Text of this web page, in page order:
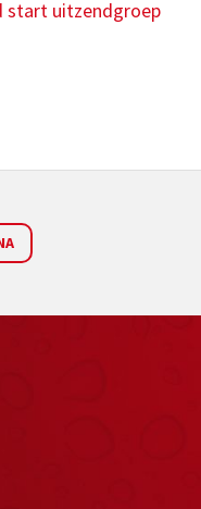
start uitzendgroep